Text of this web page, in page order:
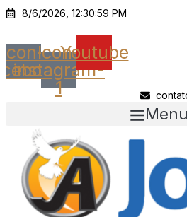
Ir
o
conteúdo
8/6/2026, 12:30:59 PM
Icon-Icon-
instagram-
1
Youtube
Menu